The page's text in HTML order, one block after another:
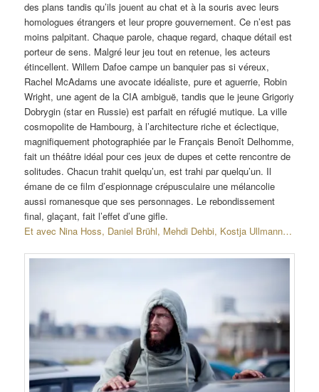
des plans tandis qu’ils jouent au chat et à la souris avec leurs
homologues étrangers et leur propre gouvernement. Ce n’est pas
moins palpitant. Chaque parole, chaque regard, chaque détail est
porteur de sens. Malgré leur jeu tout en retenue, les acteurs
étincellent. Willem Dafoe campe un banquier pas si véreux,
Rachel McAdams une avocate idéaliste, pure et aguerrie, Robin
Wright, une agent de la CIA ambiguë, tandis que le jeune Grigoriy
Dobrygin (star en Russie) est parfait en réfugié mutique. La ville
cosmopolite de Hambourg, à l’architecture riche et éclectique,
magnifiquement photographiée par le Français Benoît Delhomme,
fait un théâtre idéal pour ces jeux de dupes et cette rencontre de
solitudes. Chacun trahit quelqu’un, est trahi par quelqu’un. Il
émane de ce film d’espionnage crépusculaire une mélancolie
aussi romanesque que ses personnages. Le rebondissement
final, glaçant, fait l’effet d’une gifle.
Et avec Nina Hoss, Daniel Brühl, Mehdi Dehbi, Kostja Ullmann…